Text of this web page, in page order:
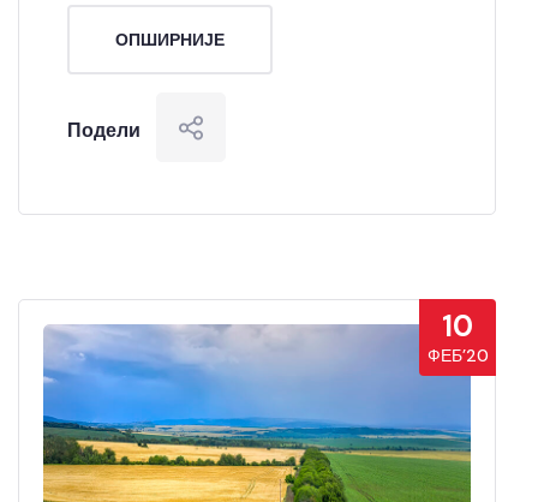
ОПШИРНИЈЕ
Подели
10
ФЕБ’20